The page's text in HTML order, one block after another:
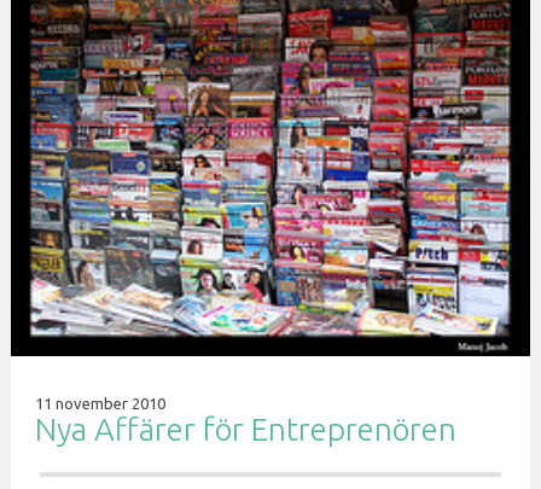
11 november 2010
Nya Affärer för Entreprenören